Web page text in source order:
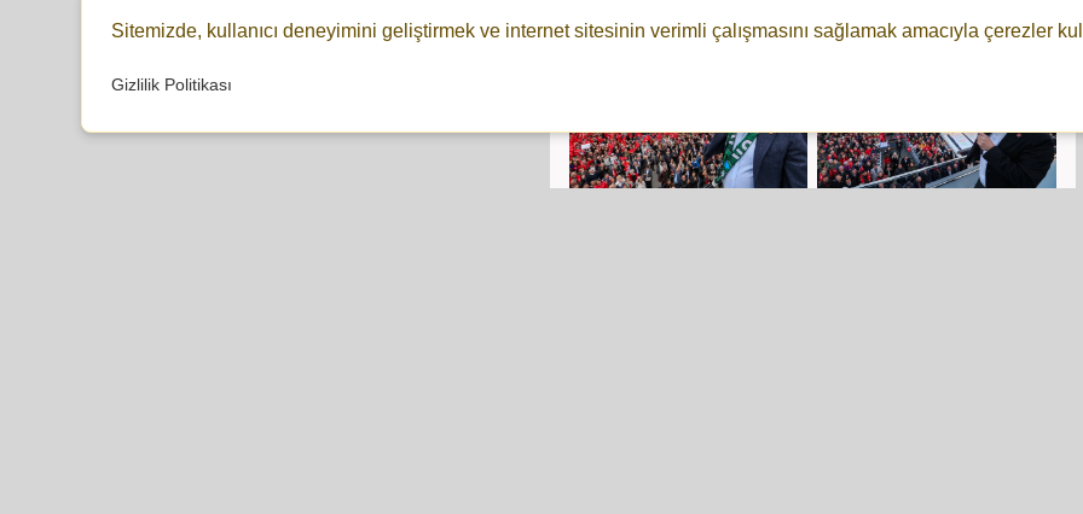
millet ödüyor
Sitemizde, kullanıcı deneyimini geliştirmek ve internet sitesinin verimli çalışmasını sağlamak amacıyla çerezler
Gizlilik Politikası